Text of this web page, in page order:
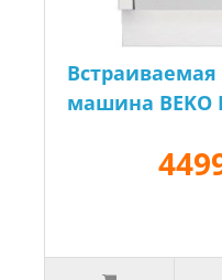
машина BEKO